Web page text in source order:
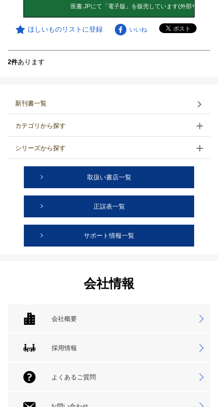
ほしいものリストに登録 いいね
2件あります
新刊書一覧
カテゴリから探す
シリーズから探す
取扱い書店一覧
正誤表一覧
サポート情報一覧
会社情報
会社概要
採用情報
よくあるご質問